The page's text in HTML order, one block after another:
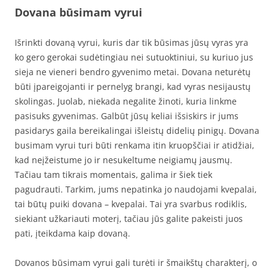
Dovana būsimam vyrui
Išrinkti dovaną vyrui, kuris dar tik būsimas jūsų vyras yra
ko gero gerokai sudėtingiau nei sutuoktiniui, su kuriuo jus
sieja ne vieneri bendro gyvenimo metai. Dovana neturėtų
būti įpareigojanti ir pernelyg brangi, kad vyras nesijaustų
skolingas. Juolab, niekada negalite žinoti, kuria linkme
pasisuks gyvenimas. Galbūt jūsų keliai išsiskirs ir jums
pasidarys gaila bereikalingai išleistų didelių pinigų. Dovana
busimam vyrui turi būti renkama itin kruopščiai ir atidžiai,
kad neįžeistume jo ir nesukeltume neigiamų jausmų.
Tačiau tam tikrais momentais, galima ir šiek tiek
pagudrauti. Tarkim, jums nepatinka jo naudojami kvepalai,
tai būtų puiki dovana – kvepalai. Tai yra svarbus rodiklis,
siekiant užkariauti moterį, tačiau jūs galite pakeisti juos
pati, įteikdama kaip dovaną.
Dovanos būsimam vyrui gali turėti ir šmaikštų charakterį, o